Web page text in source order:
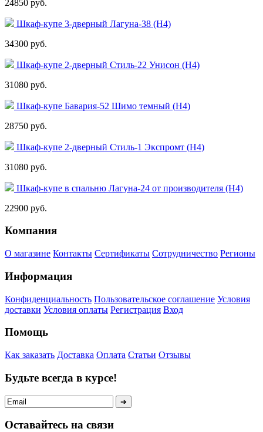
24850 руб.
Шкаф-купе 3-дверный Лагуна-38 (Н4)
34300 руб.
Шкаф-купе 2-дверный Стиль-22 Унисон (Н4)
31080 руб.
Шкаф-купе Бавария-52 Шимо темный (Н4)
28750 руб.
Шкаф-купе 2-дверный Стиль-1 Экспромт (Н4)
31080 руб.
Шкаф-купе в спальню Лагуна-24 от производителя (Н4)
22900 руб.
Компания
О магазине Контакты Сертификаты Сотрудничество Регионы
Информация
Конфиденциальность Пользовательское соглашение Условия
доставки Условия оплаты Регистрация Вход
Помощь
Как заказать Доставка Оплата Статьи Отзывы
Будьте всегда в курсе!
Оставайтесь на связи